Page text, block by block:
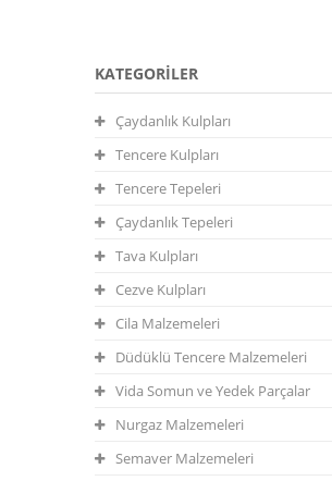
KATEGORILER
Çaydanlık Kulpları
Tencere Kulpları
Tencere Tepeleri
Çaydanlık Tepeleri
Tava Kulpları
Cezve Kulpları
Cila Malzemeleri
Düdüklü Tencere Malzemeleri
Vida Somun ve Yedek Parçalar
Nurgaz Malzemeleri
Semaver Malzemeleri